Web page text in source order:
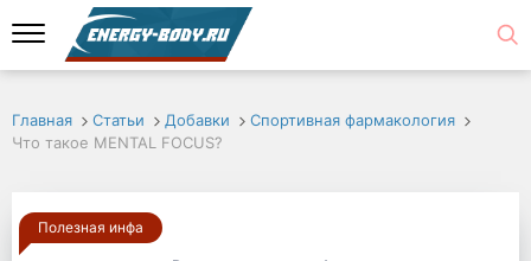
Главная Статьи Добавки
Спортивная фармакология
Что такое MENTAL FOCUS?
Полезная инфа